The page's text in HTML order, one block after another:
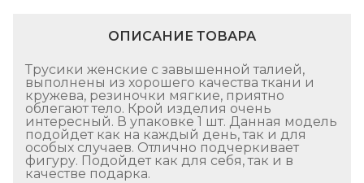
ОПИСАНИЕ ТОВАРА
Трусики женские с завышенной талией,
выполнены из хорошего качества ткани и
кружева, резиночки мягкие, приятно
облегают тело. Крой изделия очень
интересный. В упаковке 1 шт. Данная модель
подойдет как на каждый день, так и для
особых случаев. Отлично подчеркивает
фигуру. Подойдет как для себя, так и в
качестве подарка.